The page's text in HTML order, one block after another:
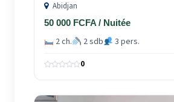
Abidjan
50 000 FCFA / Nuitée
2 ch. 2 sdb 3 pers.
0